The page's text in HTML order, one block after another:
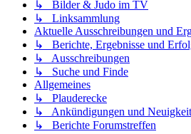
↳ Bilder & Judo im TV
↳ Linksammlung
Aktuelle Ausschreibungen und
↳ Berichte, Ergebnisse und
↳ Ausschreibungen
↳ Suche und Finde
Allgemeines
↳ Plauderecke
↳ Ankündigungen und
↳ Berichte Forumstreffen